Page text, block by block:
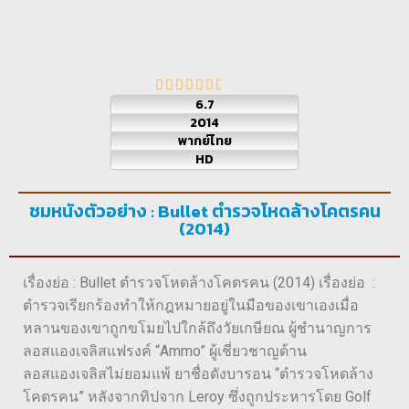
6.7
2014
พากย์ไทย
HD
ชมหนังตัวอย่าง : Bullet ตำรวจโหดล้างโคตรคน
(2014)
เรื่องย่อ : Bullet ตำรวจโหดล้างโคตรคน (2014) เรื่องย่อ :
ตำรวจเรียกร้องทำให้กฎหมายอยู่ในมือของเขาเองเมื่อ
หลานของเขาถูกขโมยไปใกล้ถึงวัยเกษียณ ผู้ชำนาญการ
ลอสแองเจลิสแฟรงค์ “Ammo” ผู้เชี่ยวชาญด้าน
ลอสแองเจลิสไม่ยอมแพ้ ยาชื่อดังบารอน “ตำรวจโหดล้าง
โคตรคน” หลังจากทิปจาก Leroy ซึ่งถูกประหารโดย Golf